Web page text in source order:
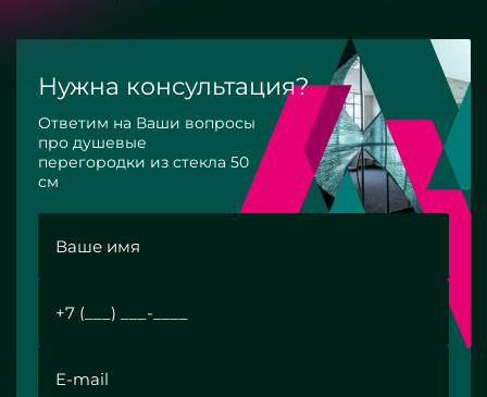
Нужна консультация?
Ответим на Ваши вопросы
про душевые
перегородки из стекла 50
см